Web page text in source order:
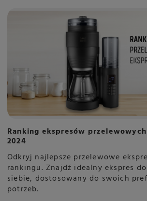
Ranking ekspresów
2024
Odkryj najlepsze przelewowe
rankingu. Znajdź idealny ekspres
siebie, dostosowany do swoich
potrzeb.